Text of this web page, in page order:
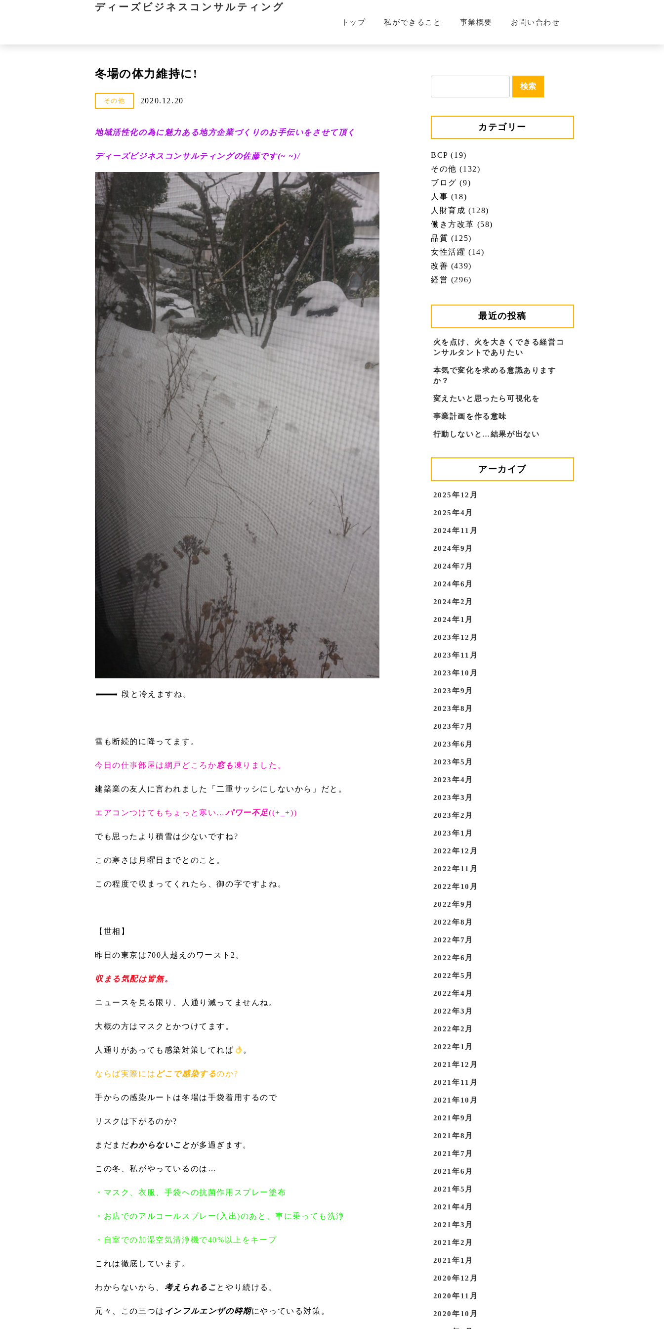
ディーズビジネスコンサルティング
トップ 私ができること 事業概要 お問い合わせ
冬場の体力維持に!
その他 2020.12.20
地域活性化の為に魅力ある地方企業づくりのお手伝いをさせて頂く
ディーズビジネスコンサルティングの佐藤です(~ ~)/
一 段と冷えますね。
雪も断続的に降ってます。
今日の仕事部屋は網戸どころか窓も凍りました。
建築業の友人に言われました「二重サッシにしないから」だと。
エアコンつけてもちょっと寒い…パワー不足((+_+))
でも思ったより積雪は少ないですね?
この寒さは月曜日までとのこと。
この程度で収まってくれたら、御の字ですよね。
【世相】
昨日の東京は700人越えのワースト2。
収まる気配は皆無。
ニュースを見る限り、人通り減ってませんね。
大概の方はマスクとかつけてます。
人通りがあっても感染対策してれば 。
ならば実際には どこで感染するのか?
手からの感染ルートは冬場は手袋着用するので
リスクは下がるのか?
まだまだわからないことが多過ぎます。
この冬、私がやっているのは…
・マスク、衣服、手袋への抗菌作用スプレー塗布
・お店でのアルコールスプレー(入出)のあと、車に乗っても洗浄
・自室での加湿空気清浄機で40%以上をキープ
これは徹底しています。
わからないから、 考えられるこ とやり続ける。
元々、この三つは インフルエンザの時期にやっている対策。
カテゴリー
BCP (19)
その他 (132)
ブログ (9)
人事 (18)
人財育成 (128)
働き方改革 (58)
品質 (125)
女性活躍 (14)
改善 (439)
経営 (296)
最近の投稿
火を点け、火を大きくできる経営コ
ンサルタントでありたい
本気で変化を求める意識あります
か？
変えたいと思ったら可視化を
事業計画を作る意味
行動しないと…結果が出ない
アーカイブ
2025年12月
2025年4月
2024年11月
2024年9月
2024年7月
2024年6月
2024年2月
2024年1月
2023年12月
2023年11月
2023年10月
2023年9月
2023年8月
2023年7月
2023年6月
2023年5月
2023年4月
2023年3月
2023年2月
2023年1月
2022年12月
2022年11月
2022年10月
2022年9月
2022年8月
2022年7月
2022年6月
2022年5月
2022年4月
2022年3月
2022年2月
2022年1月
2021年12月
2021年11月
2021年10月
2021年9月
2021年8月
2021年7月
2021年6月
2021年5月
2021年4月
2021年3月
2021年2月
2021年1月
2020年12月
2020年11月
2020年10月